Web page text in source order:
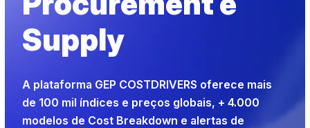
Supply
A plataforma GEP COSTDRIVERS oferece mais
de 100 mil índices e preços globais, + 4.000
modelos de Cost Breakdown e alertas de